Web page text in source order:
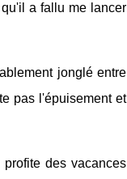
a fallu me lancer
jonglé entre
pas l'épuisement et
des vacances